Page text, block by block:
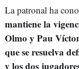
La patronal ha
mantiene la
Olmo y Pau
que se resuelva
y los dos